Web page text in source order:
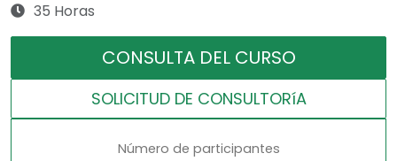
35 Horas
CONSULTA DEL CURSO
SOLICITUD DE CONSULTORíA
Número de participantes